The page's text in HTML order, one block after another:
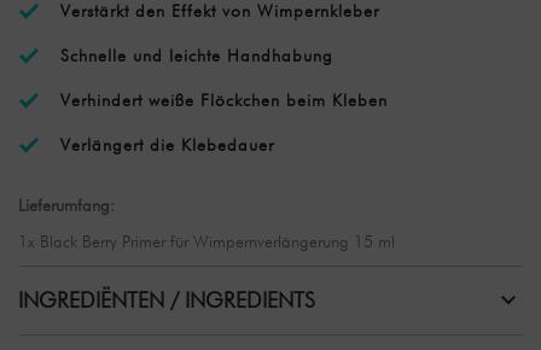
Verstärkt den Effekt von Wimpernkleber
Schnelle und leichte Handhabung
Verhindert weiße Flöckchen beim Kleben
Verlängert die Klebedauer
Lieferumfang:
1x Black Berry Primer für Wimpernverlängerung 15 ml
INGREDIËNTEN / INGREDIENTS